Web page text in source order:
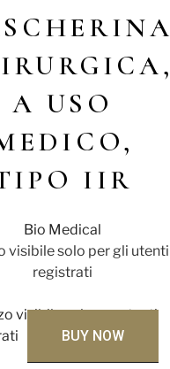
A USO
IIR
Bio Medical
visibile solo per gli utenti
registrati
visibile solo per utenti
BUY NOW